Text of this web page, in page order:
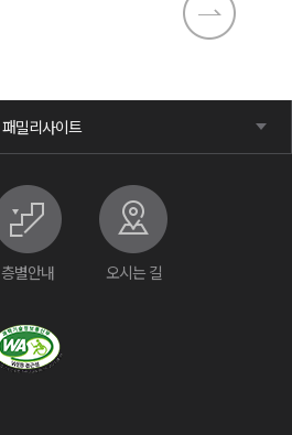
패밀리사이트
층별안내 오시는 길